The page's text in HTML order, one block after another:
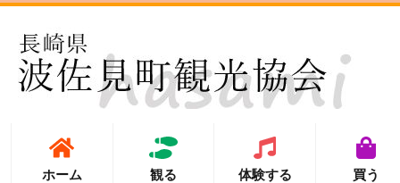
ホーム 観る 体験する 買う